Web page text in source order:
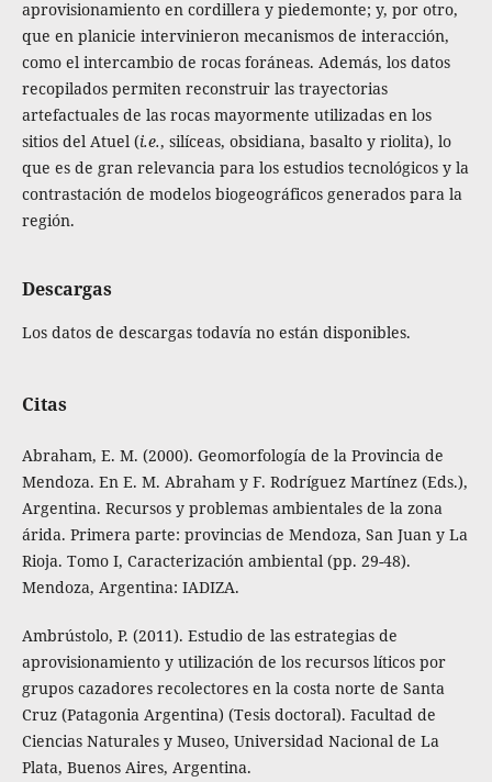
aprovisionamiento en cordillera y piedemonte; y, por otro,
que en planicie intervinieron mecanismos de interacción,
como el intercambio de rocas foráneas. Además, los datos
recopilados permiten reconstruir las trayectorias
artefactuales de las rocas mayormente utilizadas en los
sitios del Atuel (i.e., silíceas, obsidiana, basalto y riolita), lo
que es de gran relevancia para los estudios tecnológicos y la
contrastación de modelos biogeográficos generados para la
región.
Descargas
Los datos de descargas todavía no están disponibles.
Citas
Abraham, E. M. (2000). Geomorfología de la Provincia de
Mendoza. En E. M. Abraham y F. Rodríguez Martínez (Eds.),
Argentina. Recursos y problemas ambientales de la zona
árida. Primera parte: provincias de Mendoza, San Juan y La
Rioja. Tomo I, Caracterización ambiental (pp. 29-48).
Mendoza, Argentina: IADIZA.
Ambrústolo, P. (2011). Estudio de las estrategias de
aprovisionamiento y utilización de los recursos líticos por
grupos cazadores recolectores en la costa norte de Santa
Cruz (Patagonia Argentina) (Tesis doctoral). Facultad de
Ciencias Naturales y Museo, Universidad Nacional de La
Plata, Buenos Aires, Argentina.